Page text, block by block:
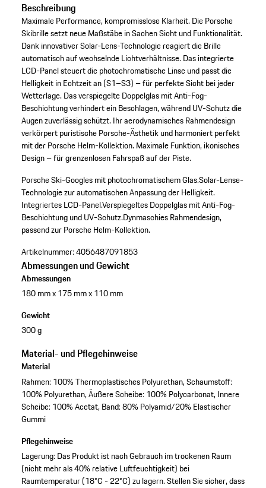
Beschreibung
Maximale Performance, kompromisslose Klarheit. Die Porsche
Skibrille setzt neue Maßstäbe in Sachen Sicht und Funktionalität.
Dank innovativer Solar-Lens-Technologie reagiert die Brille
automatisch auf wechselnde Lichtverhältnisse. Das integrierte
LCD-Panel steuert die photochromatische Linse und passt die
Helligkeit in Echtzeit an (S1–S3) – für perfekte Sicht bei jeder
Wetterlage. Das verspiegelte Doppelglas mit Anti-Fog-
Beschichtung verhindert ein Beschlagen, während UV-Schutz die
Augen zuverlässig schützt. Ihr aerodynamisches Rahmendesign
verkörpert puristische Porsche-Ästhetik und harmoniert perfekt
mit der Porsche Helm-Kollektion. Maximale Funktion, ikonisches
Design – für grenzenlosen Fahrspaß auf der Piste.
Porsche Ski-Googles mit photochromatischem Glas.Solar-Lense-
Technologie zur automatischen Anpassung der Helligkeit.
Integriertes LCD-Panel.Verspiegeltes Doppelglas mit Anti-Fog-
Beschichtung und UV-Schutz.Dynmaschies Rahmendesign,
passend zur Porsche Helm-Kollektion.
Artikelnummer:4056487091853
Abmessungen und Gewicht
Abmessungen
180 mm x 175 mm x 110 mm
Gewicht
300 g
Material- und Pflegehinweise
Material
Rahmen: 100% Thermoplastisches Polyurethan, Schaumstoff:
100% Polyurethan, Äußere Scheibe: 100% Polycarbonat, Innere
Scheibe: 100% Acetat, Band: 80% Polyamid/20% Elastischer
Gummi
Pflegehinweise
Lagerung: Das Produkt ist nach Gebrauch im trockenen Raum
(nicht mehr als 40% relative Luftfeuchtigkeit) bei
Raumtemperatur (18°C - 22°C) zu lagern. Stellen Sie sicher, dass